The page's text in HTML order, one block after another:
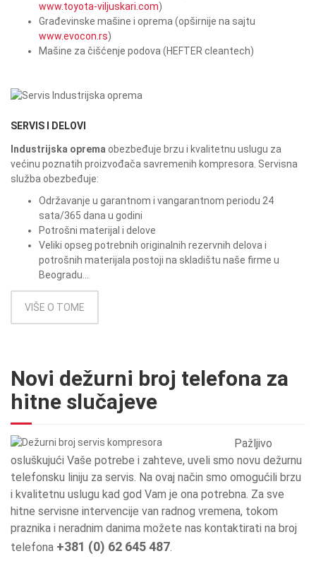
www.toyota-viljuskari.com)
Građevinske mašine i oprema (opširnije na sajtu
www.evocon.rs)
Mašine za čišćenje podova (HEFTER cleantech)
SERVIS I DELOVI
Industrijska oprema obezbeđuje brzu i kvalitetnu uslugu za
većinu poznatih proizvođača savremenih kompresora. Servisna
služba obezbeđuje:
Održavanje u garantnom i vangarantnom periodu 24
sata/365 dana u godini
Potrošni materijal i delove
Veliki opseg potrebnih originalnih rezervnih delova i
potrošnih materijala postoji na skladištu naše firme u
Beogradu...
VIŠE O TOME
Novi dežurni broj telefona za
hitne slučajeve
Pažljivo
osluškujući Vaše potrebe i zahteve, uveli smo novu dežurnu
telefonsku liniju za servis. Na ovaj način smo omogućili brzu
i kvalitetnu uslugu kad god Vam je ona potrebna. Za sve
hitne servisne intervencije van radnog vremena, tokom
praznika i neradnim danima možete nas kontaktirati na broj
telefona +381 (0) 62 645 487